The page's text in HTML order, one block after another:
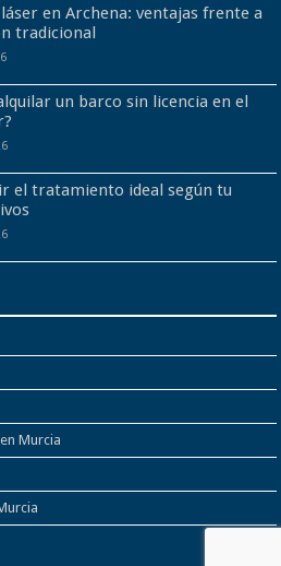
en Archena: ventajas frente a
tradicional
un barco sin licencia en el
el tratamiento ideal según tu
Murcia